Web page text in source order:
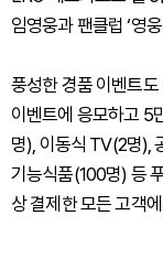
임영웅과 팬클럽 ‘영
풍성한 경품 이벤트
이벤트에 응모하고 5
명), 이동식 TV(2명),
기능식품(100명) 등
상 결제한 모든 고객